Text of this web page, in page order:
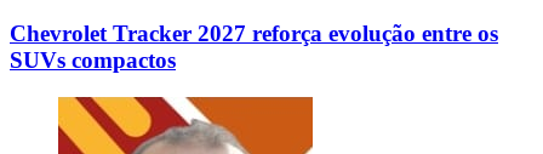
Chevrolet Tracker 2027 reforça evolução entre os
SUVs compactos